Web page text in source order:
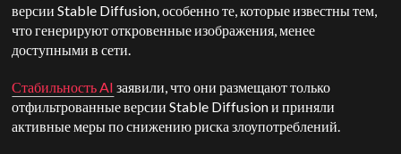
версии Stable Diffusion, особенно те, которые известны тем,
что генерируют откровенные изображения, менее
доступными в сети.
Стабильность AI заявили, что они размещают только
отфильтрованные версии Stable Diffusion и приняли
активные меры по снижению риска злоупотреблений.